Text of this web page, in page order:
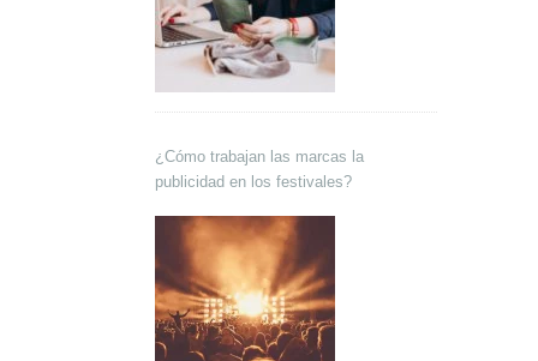
¿Cómo trabajan las marcas la
publicidad en los festivales?